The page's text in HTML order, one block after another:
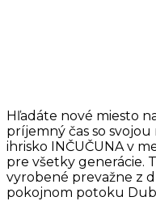
Hľadáte nové miesto
príjemný čas so
ihrisko INČUČUNA v
pre všetky generácie.
vyrobené prevažne z
pokojnom potoku